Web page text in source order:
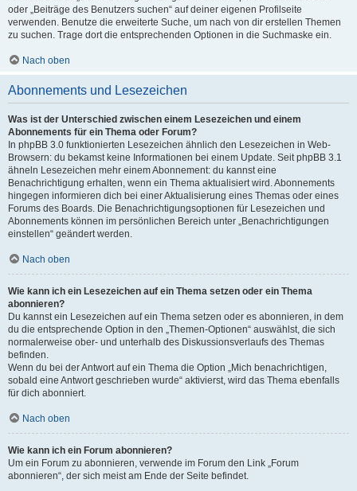
oder „Beiträge des Benutzers suchen“ auf deiner eigenen Profilseite
verwenden. Benutze die erweiterte Suche, um nach von dir erstellen Themen
zu suchen. Trage dort die entsprechenden Optionen in die Suchmaske ein.
Nach oben
Abonnements und Lesezeichen
Was ist der Unterschied zwischen einem Lesezeichen und einem
Abonnements für ein Thema oder Forum?
In phpBB 3.0 funktionierten Lesezeichen ähnlich den Lesezeichen in Web-
Browsern: du bekamst keine Informationen bei einem Update. Seit phpBB 3.1
ähneln Lesezeichen mehr einem Abonnement: du kannst eine
Benachrichtigung erhalten, wenn ein Thema aktualisiert wird. Abonnements
hingegen informieren dich bei einer Aktualisierung eines Themas oder eines
Forums des Boards. Die Benachrichtigungsoptionen für Lesezeichen und
Abonnements können im persönlichen Bereich unter „Benachrichtigungen
einstellen“ geändert werden.
Nach oben
Wie kann ich ein Lesezeichen auf ein Thema setzen oder ein Thema
abonnieren?
Du kannst ein Lesezeichen auf ein Thema setzen oder es abonnieren, in dem
du die entsprechende Option in den „Themen-Optionen“ auswählst, die sich
normalerweise ober- und unterhalb des Diskussionsverlaufs des Themas
befinden.
Wenn du bei der Antwort auf ein Thema die Option „Mich benachrichtigen,
sobald eine Antwort geschrieben wurde“ aktivierst, wird das Thema ebenfalls
für dich abonniert.
Nach oben
Wie kann ich ein Forum abonnieren?
Um ein Forum zu abonnieren, verwende im Forum den Link „Forum
abonnieren“, der sich meist am Ende der Seite befindet.